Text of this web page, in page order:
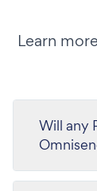
Learn
Will any